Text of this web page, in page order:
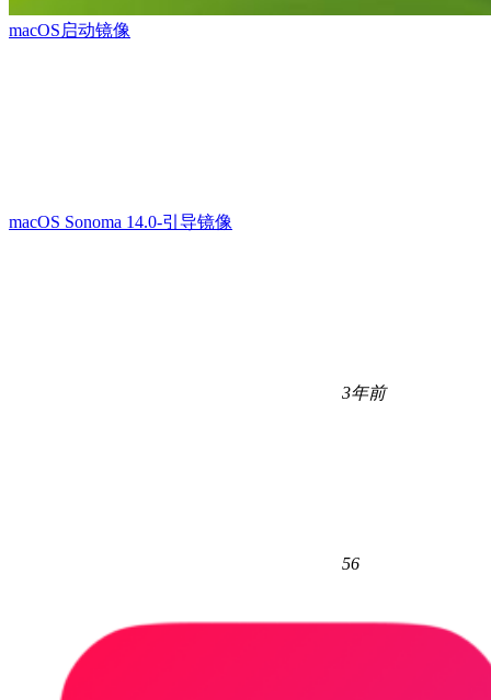
macOS启动镜像
macOS Sonoma 14.0-引导镜像
3年前
56